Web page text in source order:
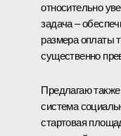
относительно
задача –
размера оплаты
существенно
Предлагаю также
система
стартовая